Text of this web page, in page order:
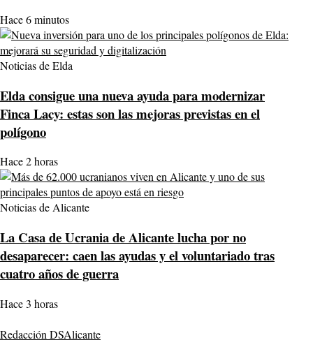
Hace 6 minutos
Noticias de Elda
Elda consigue una nueva ayuda para modernizar
Finca Lacy: estas son las mejoras previstas en el
polígono
Hace 2 horas
Noticias de Alicante
La Casa de Ucrania de Alicante lucha por no
desaparecer: caen las ayudas y el voluntariado tras
cuatro años de guerra
Hace 3 horas
Redacción DSAlicante